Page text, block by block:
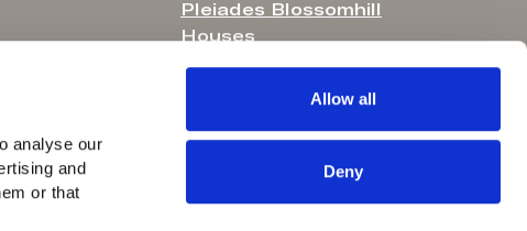
analyse our
and
or that
Allow all
Deny
Pleiades Blossomhill
Houses
Domes Aulūs Elounda
Aulūs Lindos Rhodes